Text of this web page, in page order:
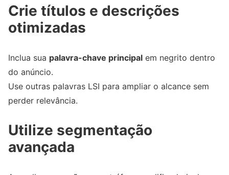
Crie títulos e descrições
otimizadas
Inclua sua palavra-chave principal em negrito dentro
do anúncio.
Use outras palavras LSI para ampliar o alcance sem
perder relevância.
Utilize segmentação
avançada